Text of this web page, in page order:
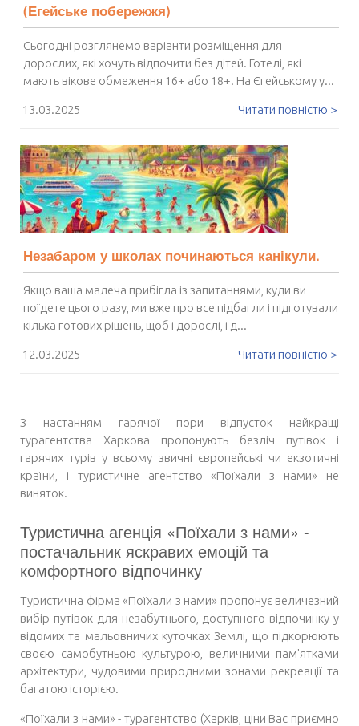
(Егейське побережжя)
Сьогодні розглянемо варіанти розміщення для
дорослих, які хочуть відпочити без дітей. Готелі, які
мають вікове обмеження 16+ або 18+. На Єгейському у...
13.03.2025 Читати повністю >
Незабаром у школах починаються канікули.
Якщо ваша малеча прибігла із запитаннями, куди ви
поїдете цього разу, ми вже про все підбагли і підготували
кілька готових рішень, щоб і дорослі, і д...
12.03.2025 Читати повністю >
З настанням гарячої пори відпусток найкращі
турагентства Харкова пропонують безліч путівок і
гарячих турів у всьому звичні європейські чи екзотичні
країни, і туристичне агентство «Поїхали з нами» не
виняток.
Туристична агенція «Поїхали з нами» -
постачальник яскравих емоцій та
комфортного відпочинку
Туристична фірма «Поїхали з нами» пропонує величезний
вибір путівок для незабутнього, доступного відпочинку у
відомих та мальовничих куточках Землі, що підкорюють
своєю самобутньою культурою, величними пам'ятками
архітектури, чудовими природними зонами рекреації та
багатою історією.
«Поїхали з нами» - турагентство (Харків, ціни Вас приємно